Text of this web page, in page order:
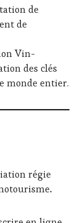
de
de
Vin-
des clés
monde entier.
régie
.